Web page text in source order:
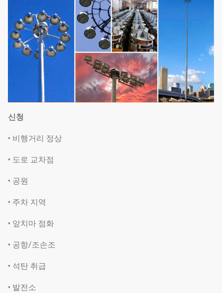
신청
• 비행거리 정상
• 도로 교차점
• 공원
• 주차 지역
• 앞치마 점화
• 공항/조손조
• 석탄 취급
• 발전소